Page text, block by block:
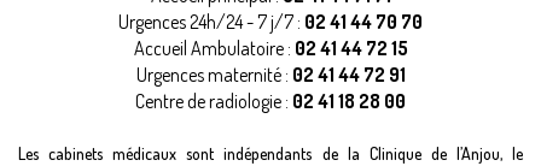
Urgences 24h/24 - 7 j/7 : 02 41 44 70 70
Accueil Ambulatoire : 02 41 44 72 15
Urgences maternité : 02 41 44 72 91
Centre de radiologie : 02 41 18 28 00
Les cabinets médicaux sont indépendants de la Clinique de l’Anjou, le